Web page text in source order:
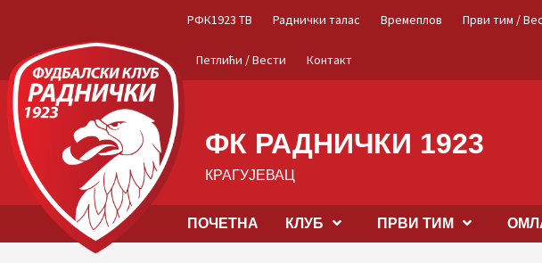
content
РФК1923 ТВ Раднички талас Времеплов Први тим /
Петлићи / Вести Контакт
ФК РАДНИЧКИ 1923
КРАГУЈЕВАЦ
ПОЧЕТНА КЛУБ ПРВИ ТИМ